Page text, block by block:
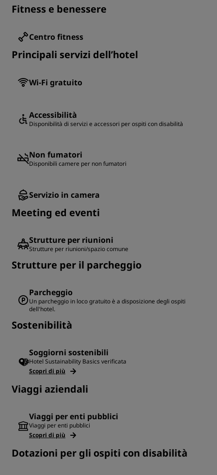
Fitness e benessere
Centro fitness
Principali servizi dell’hotel
Wi-Fi gratuito
Accessibilità
Disponibilità di servizi e accessori per ospiti con disabilità
Non fumatori
Disponibili camere per non fumatori
Servizio in camera
Meeting ed eventi
Strutture per riunioni
Strutture per riunioni/spazio comune
Strutture per il parcheggio
Parcheggio
Un parcheggio in loco gratuito è a disposizione degli ospiti
dell'hotel.
Sostenibilità
Soggiorni sostenibili
Hotel Sustainability Basics verificata
Scopri di più
Viaggi aziendali
Viaggi per enti pubblici
Viaggi per enti pubblici
Scopri di più
Dotazioni per gli ospiti con disabilità